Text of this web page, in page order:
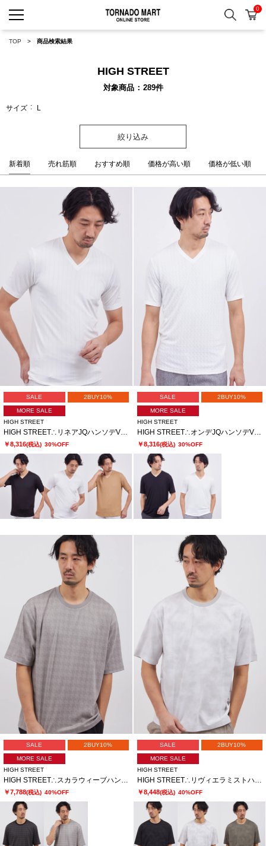
検索 カ
0
TOP 商品検索結果
HIGH STREET
対象商品 289件
サイズ L
絞り込み
新着順 売れ筋順 おすすめ順 価格が高い順 価格が低い順
SALE 2BUY10%
MORE SALE
HIGH STREET
￥8,316(税込) 30%OFF
SALE 2BUY10%
MORE SALE
HIGH STREET
￥8,316(税込) 30%OFF
SALE 2BUY10%
MORE SALE
HIGH STREET
HIGH STREET∴スカラウィーブハンソデBigクルーネック
￥7,788(税込) 40%OFF
SALE 2BUY10%
MORE SALE
HIGH STREET
HIGH STREET∴リヴィエラミストハンソデBigクルーネック
￥8,448(税込) 40%OFF